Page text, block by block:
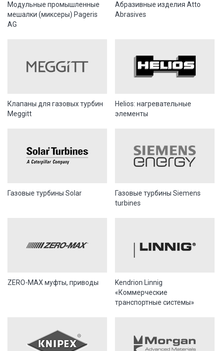
Модульные промышленные
мешалки (миксеры) Pageris
AG
Абразивные изделия Atto
Abrasives
Клапаны для газовых турбин
Meggitt
Helios: нагревательные
элементы
Газовые турбины Solar
Газовые турбины Siemens
turbines
ZERO-MAX муфты, приводы
Kendrion Linnig
«Коммерческие
транспортные системы»